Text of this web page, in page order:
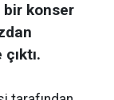
konser